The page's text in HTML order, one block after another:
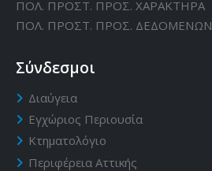
ΠΟΛ. ΠΡΟΣΤ. ΠΡΟΣ. ΧΑΡΑΚΤΗΡΑ
ΠΟΛ. ΠΡΟΣΤ. ΠΡΟΣ. ΔΕΔΟΜΕΝΩΝ
Σύνδεσμοι
Διαύγεια
Εγχώριος Περιουσία
Κτηματολόγιο
Περιφέρεια Αττικής